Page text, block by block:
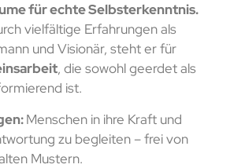
für echte Selbsterkenntnis.
vielfältige Erfahrungen als
und Visionär, steht er für
, die sowohl geerdet als
ist.
Menschen in ihre Kraft und
zu begleiten – frei von
Mustern.